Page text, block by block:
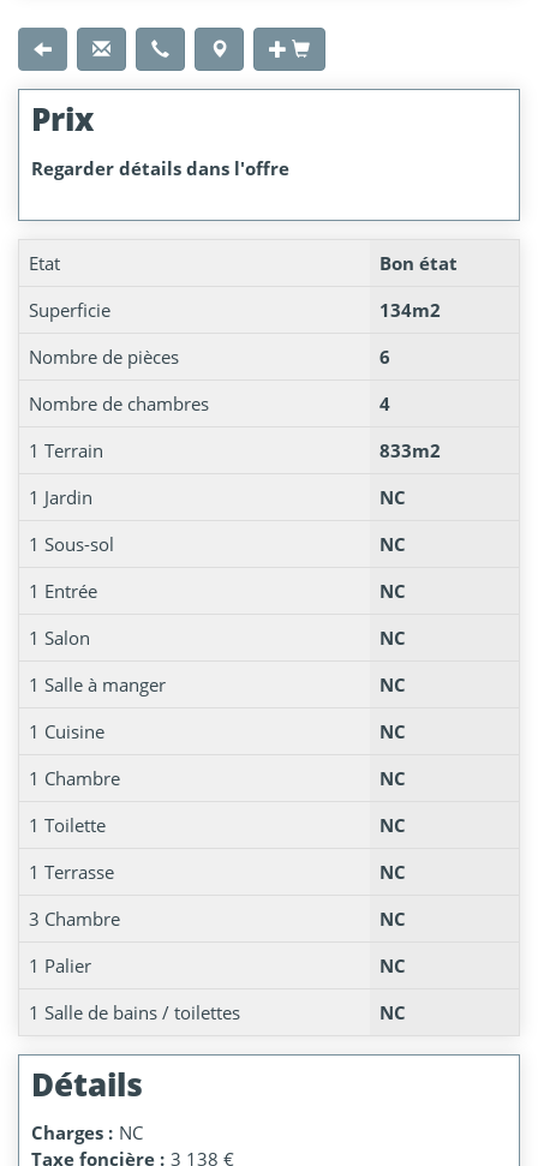
Prix
Regarder détails dans l'offre
Etat
Bon état
Superficie
134m2
Nombre de pièces
6
Nombre de chambres
4
1 Terrain
833m2
1 Jardin
NC
1 Sous-sol
NC
1 Entrée
NC
1 Salon
NC
1 Salle à manger
NC
1 Cuisine
NC
1 Chambre
NC
1 Toilette
NC
1 Terrasse
NC
3 Chambre
NC
1 Palier
NC
1 Salle de bains / toilettes
NC
Détails
Charges : NC
Taxe foncière : 3 138 €